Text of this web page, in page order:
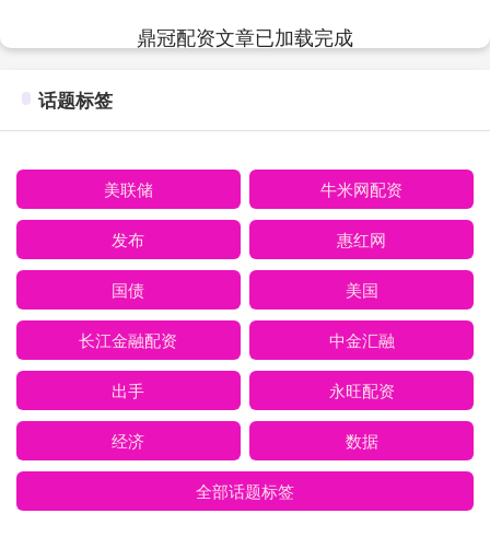
鼎冠配资文章已加载完成
话题标签
美联储 牛米网配资
发布 惠红网
国债 美国
长江金融配资 中金汇融
出手 永旺配资
经济 数据
全部话题标签